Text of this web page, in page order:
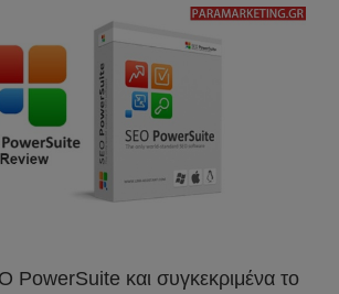
PowerSuite και συγκεκριμένα το